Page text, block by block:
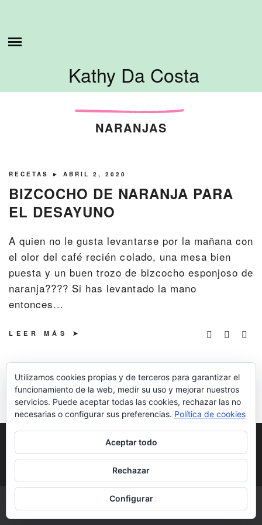
content
Kathy Da CostaTUTORIALES
NARANJAS
RECETAS ► ABRIL 2, 2020
BIZCOCHO DE NARANJA PARA
EL DESAYUNO
A quien no le gusta levantarse por la mañana con
el olor del café recién colado, una mesa bien
puesta y un buen trozo de bizcocho esponjoso de
naranja???? Si has levantado la mano
entonces...
LEER MÁS
POLÍTICA DE COOKIES
DERECHOS DE AUTOR
COPYRIGHT © 2026 | ALL RIGHTS RESERVED |
THEME SHOP
Utilizamos cookies propias y de terceros para garantizar el
funcionamiento de la web, medir su uso y mejorar nuestros
servicios. Puede aceptar todas las cookies, rechazar las no
necesarias o configurar sus preferencias. Política de cookies
Aceptar todo
Rechazar
Configurar